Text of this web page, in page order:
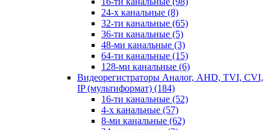
24-х канальные (8)
32-ти канальные (65)
36-ти канальные (5)
48-ми канальные (3)
64-ти канальные (15)
128-ми канальные (6)
Видеорегистраторы Аналог, AHD, TVI, CVI,
IP (мультиформат) (184)
16-ти канальные (52)
4-х канальные (57)
8-ми канальные (62)